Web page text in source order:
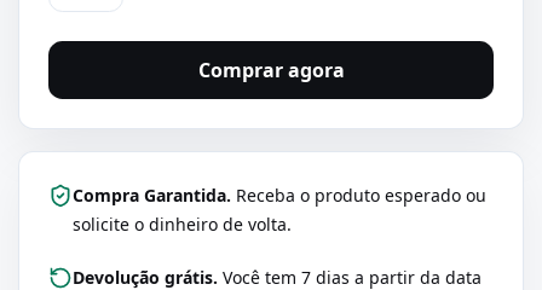
Comprar agora
Compra Garantida. Receba o produto esperado ou
solicite o dinheiro de volta.
Devolução grátis. Você tem 7 dias a partir da data